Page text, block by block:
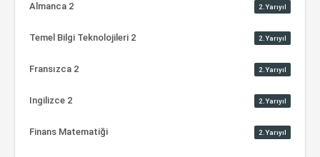
Almanca 2 2.Yarıyıl
Temel Bilgi Teknolojileri 2 2.Yarıyıl
Fransızca 2 2.Yarıyıl
Ingilizce 2 2.Yarıyıl
Finans Matematiği 2.Yarıyıl